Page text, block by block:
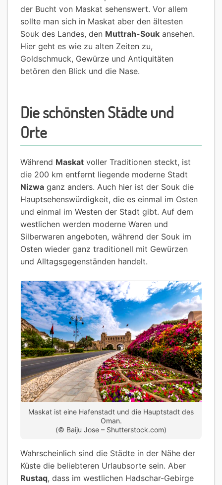
der Bucht von Maskat sehenswert. Vor allem
sollte man sich in Maskat aber den ältesten
Souk des Landes, den Muttrah-Souk ansehen.
Hier geht es wie zu alten Zeiten zu,
Goldschmuck, Gewürze und Antiquitäten
betören den Blick und die Nase.
Die schönsten Städte und
Orte
Während Maskat voller Traditionen steckt, ist
die 200 km entfernt liegende moderne Stadt
Nizwa ganz anders. Auch hier ist der Souk die
Hauptsehenswürdigkeit, die es einmal im Osten
und einmal im Westen der Stadt gibt. Auf dem
westlichen werden moderne Waren und
Silberwaren angeboten, während der Souk im
Osten wieder ganz traditionell mit Gewürzen
und Alltagsgegenständen handelt.
Maskat ist eine Hafenstadt und die Hauptstadt des
Oman.
(© Baiju Jose – Shutterstock.com)
Wahrscheinlich sind die Städte in der Nähe der
Küste die beliebteren Urlaubsorte sein. Aber
Rustaq, dass im westlichen Hadschar-Gebirge